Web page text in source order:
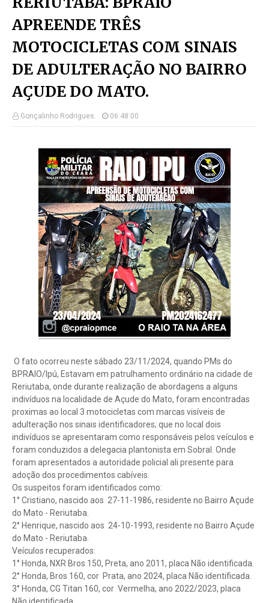
APREENDE TRÊS
MOTOCICLETAS COM SINAIS
DE ADULTERAÇÃO NO BAIRRO
AÇUDE DO MATO.
Gonçalinho Rodrigues. 06:48:00
O fato ocorreu neste sábado 23/11/2024, quando PMs do
BPRAIO/Ipú, Estavam em patrulhamento ordinário na cidade de
Reriutaba, onde durante realização de abordagens a alguns
indivíduos na localidade de Açude do Mato, foram encontradas
proximas ao local 3 motocicletas com marcas visíveis de
adulteração nos sinais identificadores; que no local dois
indivíduos se apresentaram como responsáveis pelos veículos e
foram conduzidos a delegacia plantonista em Sobral. Onde
foram apresentados a autoridade policial ali presente para
adoção dos procedimentos cabíveis.
Os suspeitos foram identificados como:
1° Cristiano, nascido aos 27-11-1986, residente no Bairro Açude
do Mato - Reriutaba.
2° Henrique, nascido aos 24-10-1993, residente no Bairro Açude
do Mato - Reriutaba.
Veículos recuperados:
1° Honda, NXR Bros 150, Preta, ano 2011, placa Não identificada.
2° Honda, Bros 160, cor Prata, ano 2024, placa Não identificada.
3° Honda, CG Titan 160, cor Vermelha, ano 2022/2023, placa